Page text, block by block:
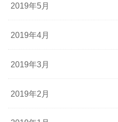
2019年5月
2019年4月
2019年3月
2019年2月